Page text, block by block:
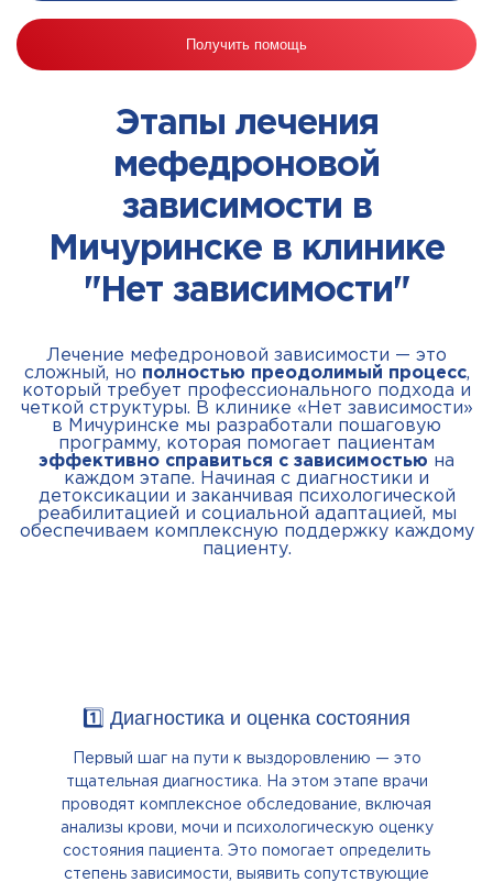
Получить помощь
Этапы лечения
мефедроновой
зависимости в
Мичуринске в клинике
"Нет зависимости"
Лечение мефедроновой зависимости — это
сложный, но полностью преодолимый процесс,
который требует профессионального подхода и
четкой структуры. В клинике «Нет зависимости»
в Мичуринске мы разработали пошаговую
программу, которая помогает пациентам
эффективно справиться с зависимостью на
каждом этапе. Начиная с диагностики и
детоксикации и заканчивая психологической
реабилитацией и социальной адаптацией, мы
обеспечиваем комплексную поддержку каждому
пациенту.
1️⃣ Диагностика и оценка состояния
Первый шаг на пути к выздоровлению — это
тщательная диагностика. На этом этапе врачи
проводят комплексное обследование, включая
анализы крови, мочи и психологическую оценку
состояния пациента. Это помогает определить
степень зависимости, выявить сопутствующие